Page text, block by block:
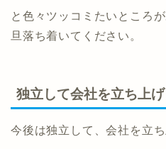
と色々ツッコミたいところ
旦落ち着いてください。
独立して会社を立ち上
今後は独立して、会社を立ち